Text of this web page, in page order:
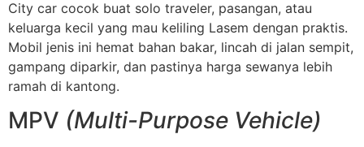
City car cocok buat solo traveler, pasangan, atau
keluarga kecil yang mau keliling Lasem dengan praktis.
Mobil jenis ini hemat bahan bakar, lincah di jalan sempit,
gampang diparkir, dan pastinya harga sewanya lebih
ramah di kantong.
MPV (Multi-Purpose Vehicle)